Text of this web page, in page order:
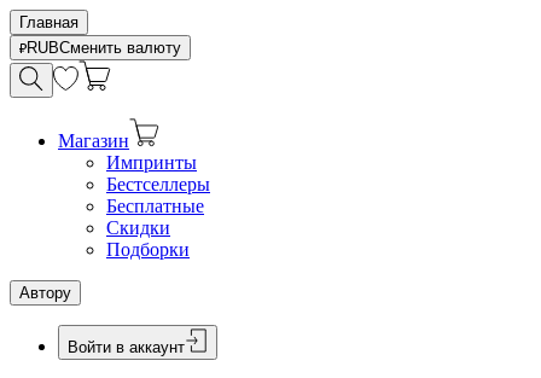
Главная
RUBСменить валюту
Магазин
Импринты
Бестселлеры
Бесплатные
Скидки
Подборки
Автору
Войти в аккаунт